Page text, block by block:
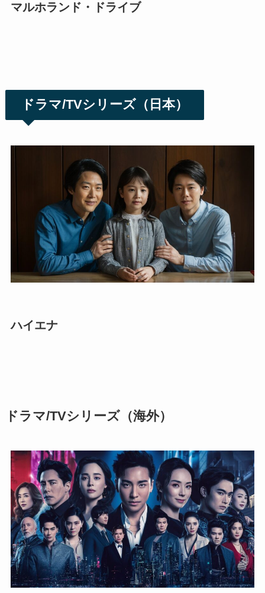
マルホランド・ドライブ
ドラマ/TVシリーズ（日本）
ハイエナ
ドラマ/TVシリーズ （海外）